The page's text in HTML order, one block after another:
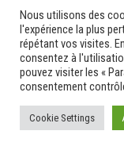
ville de la trinité
voiles
voitures en papier
Yolibébé
Nous utilisons des
l'expérience la plus
répétant vos visites.
consentez à
pouvez visiter les «
consentement
Cookie Settings